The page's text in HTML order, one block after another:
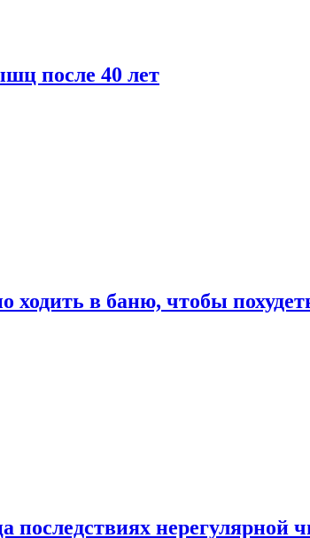
после 40 лет
ходить в баню, чтобы
последствиях нерегулярной